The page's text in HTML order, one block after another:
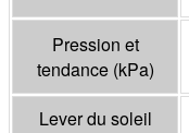
Pression et
tendance (kPa)
Lever du soleil